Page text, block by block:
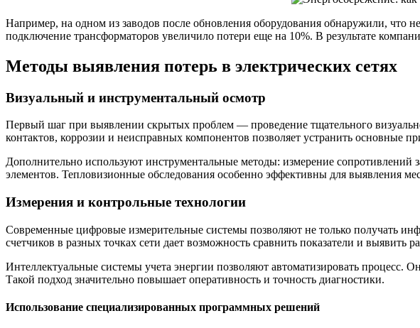
Например, на одном из заводов после обновления оборудования обнаружили, что
подключение трансформаторов увеличило потери еще на 10%. В результате
Методы выявления потерь в электрических сетях
Визуальный и инструментальный осмотр
Первый шаг при выявлении скрытых проблем — проведение тщательного
контактов, коррозии и неисправных компонентов позволяет устранить основные
Дополнительно используют инструментальные методы: измерение сопротивлений
элементов. Тепловизионные обследования особенно эффективны для выявления
Измерения и контрольные технологии
Современные цифровые измерительные системы позволяют не только получать
счетчиков в разных точках сети дает возможность сравнить показатели и выявить
Интеллектуальные системы учета энергии позволяют автоматизировать
Такой подход значительно повышает оперативность и точность диагностики.
Использование специализированных программных решений